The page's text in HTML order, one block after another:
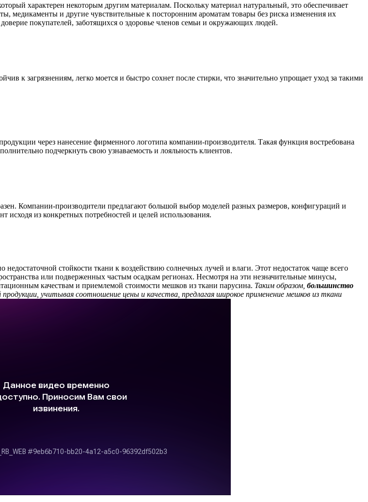
характерен некоторым другим материалам. Поскольку материал натуральный, это обеспечивает
медикаменты и другие чувствительные к посторонним ароматам товары без риска изменения их
покупателей, заботящихся о здоровье членов семьи и окружающих людей.
к загрязнениям, легко моется и быстро сохнет после стирки, что значительно упрощает уход за такими
через нанесение фирменного логотипа компании-производителя. Такая функция востребована
подчеркнуть свою узнаваемость и лояльность клиентов.
Компании-производители предлагают большой выбор моделей разных размеров, конфигураций и
исходя из конкретных потребностей и целей использования.
стойкости ткани к воздействию солнечных лучей и влаги. Этот недостаток чаще всего
или подверженных частым осадкам регионах. Несмотря на эти незначительные минусы,
качествам и приемлемой стоимости мешков из ткани парусина. Таким образом, большинство
учитывая соотношение цены и качества, предлагая широкое применение мешков из ткани